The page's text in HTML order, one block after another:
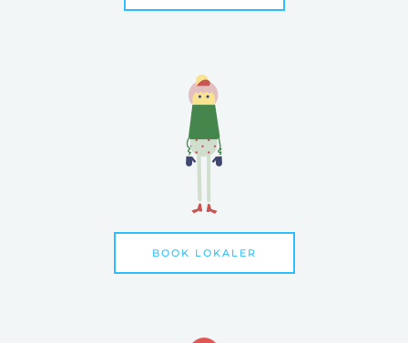
BOOK LOKALER